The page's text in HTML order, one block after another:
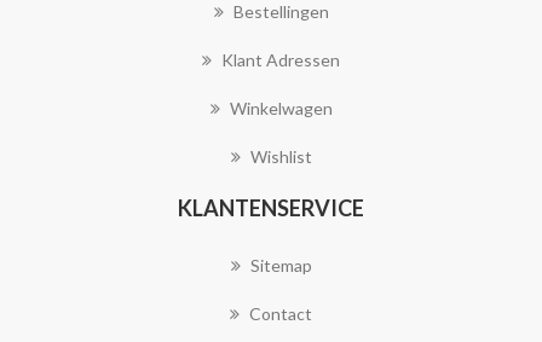
Bestellingen
Klant Adressen
Winkelwagen
Wishlist
KLANTENSERVICE
Sitemap
Contact